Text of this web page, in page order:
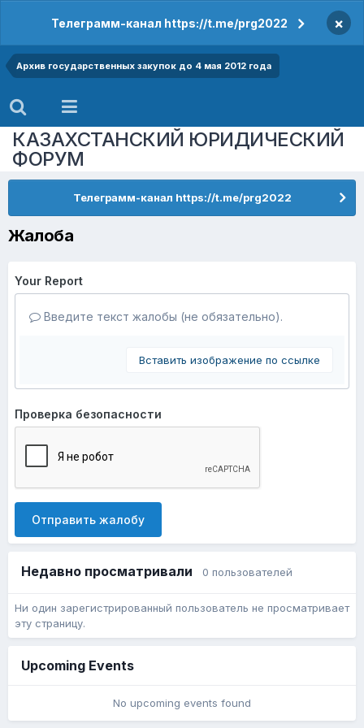
Телеграмм-канал https://t.me/prg2022 ×
Архив государственных закупок до 4 мая 2012 года
КАЗАХСТАНСКИЙ ЮРИДИЧЕСКИЙ
ФОРУМ
Телеграмм-канал https://t.me/prg2022
Жалоба
Your Report
Введите текст жалобы (не обязательно).
Вставить изображение по ссылке
Проверка безопасности
Отправить жалобу
Недавно просматривали 0 пользователей
Ни один зарегистрированный пользователь не просматривает
эту страницу.
Upcoming Events
No upcoming events found